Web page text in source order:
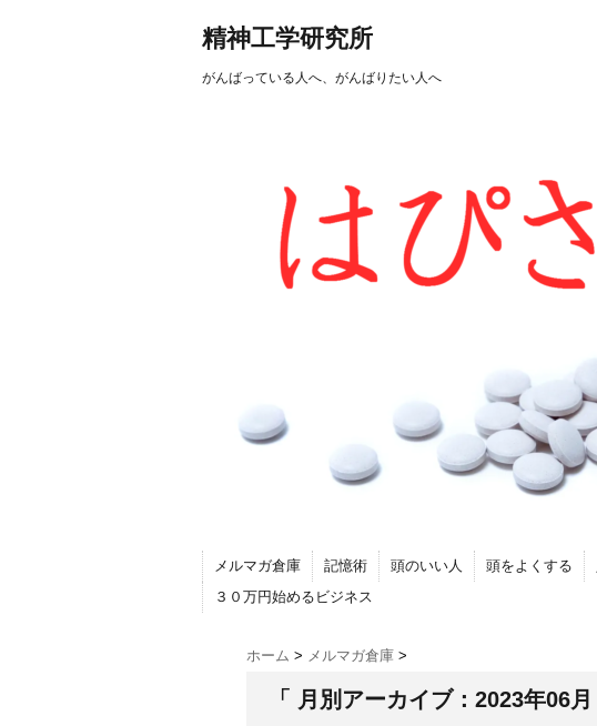
精神工学研究所
がんばっている人へ、がんばりたい人へ
メルマガ倉庫 記憶術 頭のいい人 頭をよくする
３０万円始めるビジネス
ホーム > メルマガ倉庫 >
「 月別アーカイブ：2023年06